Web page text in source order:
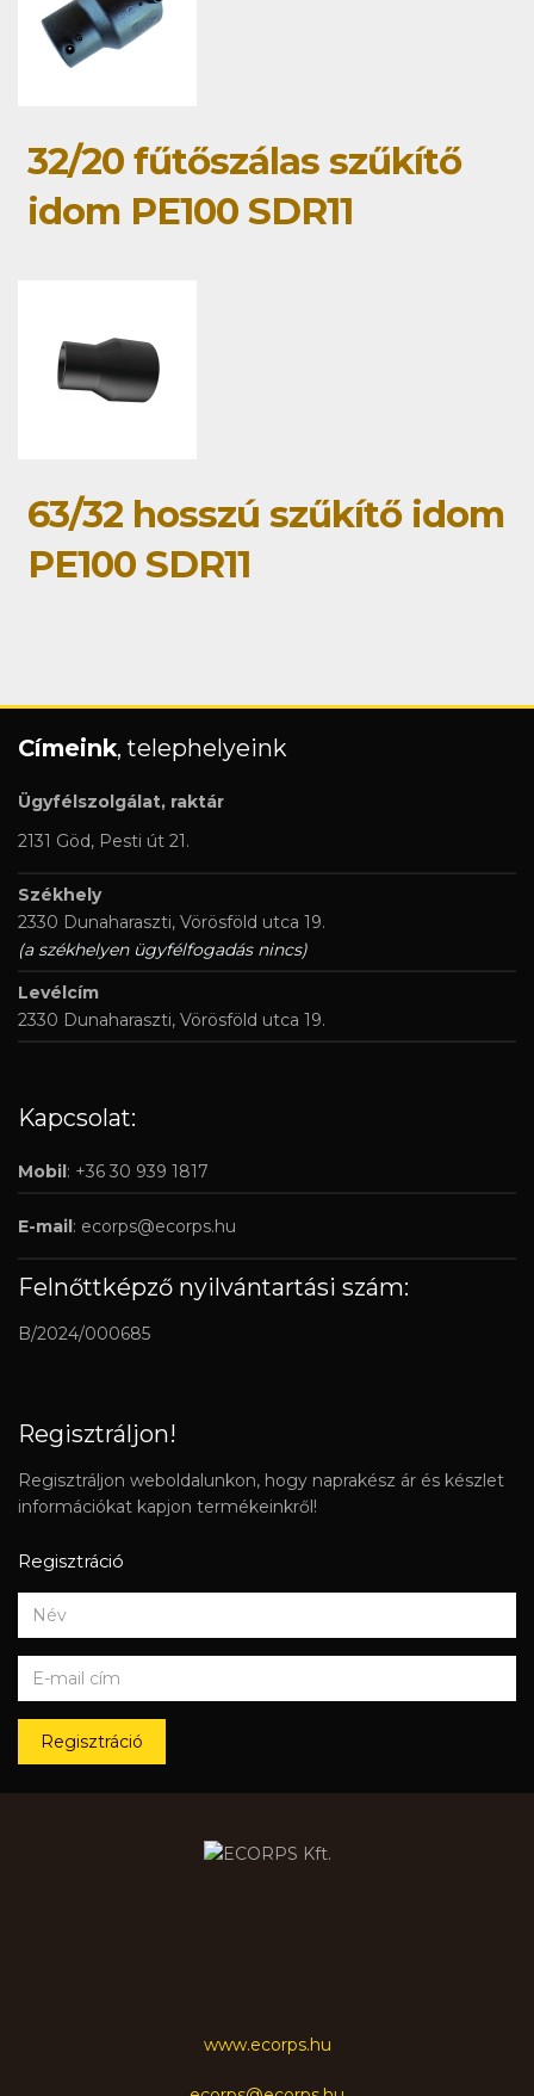
32/20 fűtőszálas szűkítő
idom PE100 SDR11
63/32 hosszú szűkítő idom
PE100 SDR11
Címeink, telephelyeink
Ügyfélszolgálat, raktár
2131 Göd, Pesti út 21.
Székhely
2330 Dunaharaszti, Vörösföld utca 19.
(a székhelyen ügyfélfogadás nincs)
Levélcím
2330 Dunaharaszti, Vörösföld utca 19.
Kapcsolat:
Mobil: +36 30 939 1817
E-mail: ecorps@ecorps.hu
Felnőttképző nyilvántartási szám:
B/2024/000685
Regisztráljon!
Regisztráljon weboldalunkon, hogy naprakész ár és készlet
információkat kapjon termékeinkről!
Regisztráció
Regisztráció
www.ecorps.hu